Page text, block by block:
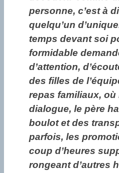
personne, c’est à
quelqu’un
temps devant soi
formidable
d’attention,
des filles de
repas familiaux,
dialogue, le père
boulot et des
parfois, les
coup d’heures
rongeant d’autres